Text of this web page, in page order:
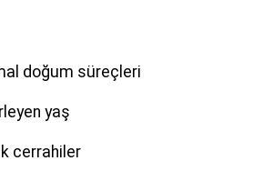
doğum süreçleri
yaş
cerrahiler